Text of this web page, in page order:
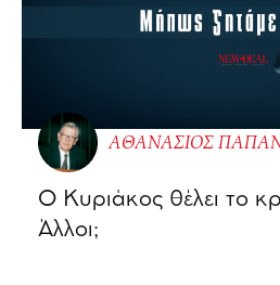
ΑΘΑΝΑΣΙΟΣ
Ο Κυριάκος θέλει το
Άλλοι;